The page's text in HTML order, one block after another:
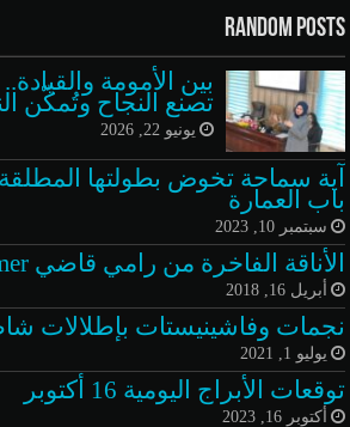
Random Posts
بين الأمومة
تصنع النجاح وتُمكّن
يونيو 22, 2026
آية سماحة تخوض بطولتها
باب العمارة
سبتمبر 10, 2023
الأناقة الفاخرة من رامي قاضي Mystery Shimmer
أبريل 16, 2018
نجمات وفاشينيستات بإطلالات
يوليو 1, 2021
توقعات الأبراج اليومية 16 أكتوبر
أكتوبر 16, 2023